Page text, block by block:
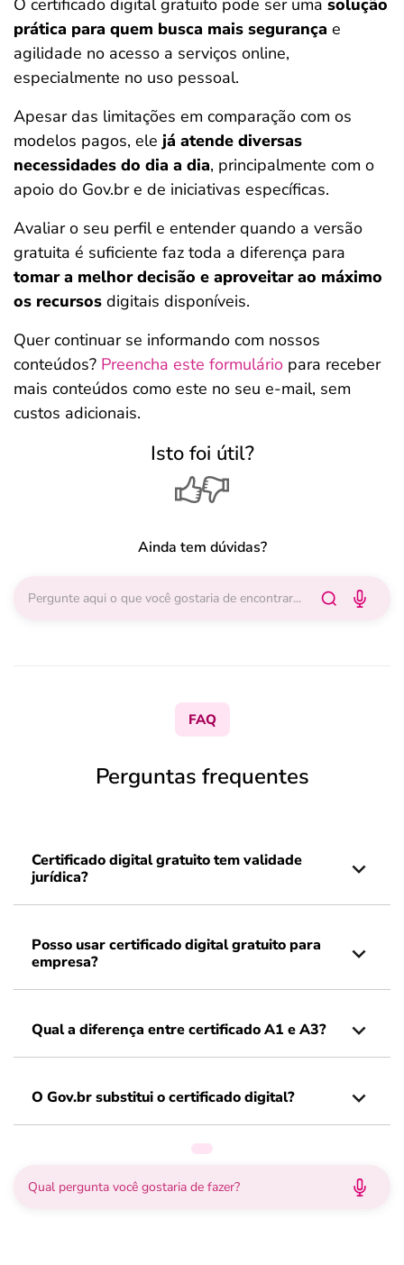
O certificado digital gratuito pode ser uma solução
prática para quem busca mais segurança e
agilidade no acesso a serviços online,
especialmente no uso pessoal.
Apesar das limitações em comparação com os
modelos pagos, ele já atende diversas
necessidades do dia a dia, principalmente com o
apoio do Gov.br e de iniciativas específicas.
Avaliar o seu perfil e entender quando a versão
gratuita é suficiente faz toda a diferença para
tomar a melhor decisão e aproveitar ao máximo
os recursos digitais disponíveis.
Quer continuar se informando com nossos
conteúdos? Preencha este formulário para receber
mais conteúdos como este no seu e-mail, sem
custos adicionais.
Isto foi útil?
Ainda tem dúvidas?
FAQ
Perguntas frequentes
Certificado digital gratuito tem validade
jurídica?
Posso usar certificado digital gratuito para
empresa?
Qual a diferença entre certificado A1 e A3?
O Gov.br substitui o certificado digital?